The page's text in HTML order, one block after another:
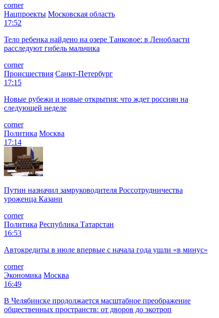
corner
Нацпроекты Московская область
17:52
Тело ребенка найдено на озере Танковое: в Ленобласти
расследуют гибель мальчика
corner
Происшествия Санкт-Петербург
17:15
Новые рубежи и новые открытия: что ждет россиян на
следующей неделе
corner
Политика Москва
17:14
Путин назначил замруководителя Россотрудничества
уроженца Казани
corner
Политика Республика Татарстан
16:53
Автокредиты в июле впервые с начала года ушли «в минус»
corner
Экономика Москва
16:49
В Челябинске продолжается масштабное преображение
общественных пространств: от дворов до экотроп